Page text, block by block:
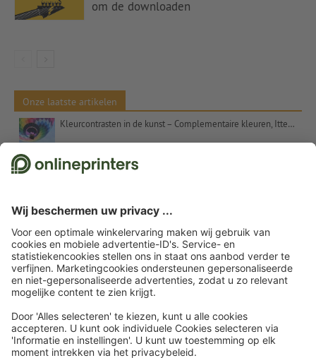
om de downloaden
Onze laatste artikelen
Kleurcontrasten in de kunst – Complementaire kleuren, Itten en het getal 7
Kerstcadeaus voor klanten – inspiratie en tips
Etalageversiering voor Kerstmis: Tips en inspiratie
Kerstwensen – commercieel en oprecht tegelijk